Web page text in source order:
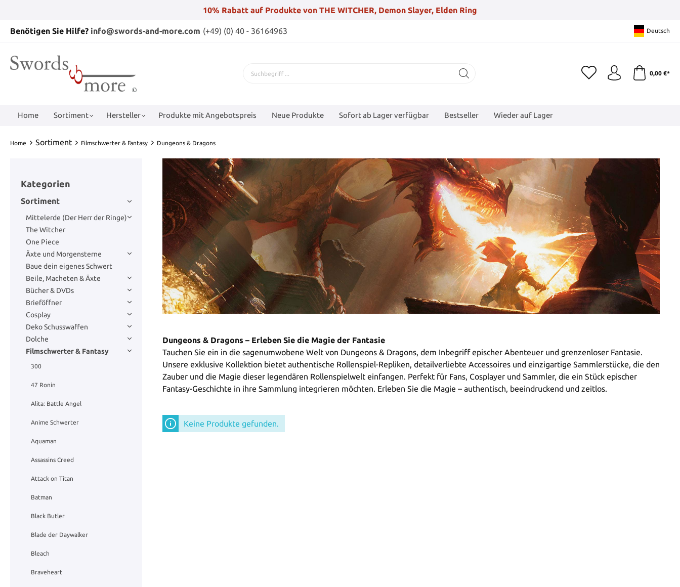
10% Rabatt auf Produkte von THE WITCHER, Demon Slayer, Elden Ring
Benötigen Sie Hilfe? info@swords-and-more.com (+49) (0) 40 - 36164963 Deutsch
0,00 €*
Home Sortiment Hersteller Produkte mit Angebotspreis Neue Produkte Sofort ab Lager verfügbar Bestseller Wieder auf Lager
Home Sortiment Filmschwerter & Fantasy Dungeons & Dragons
Kategorien
Sortiment
Mittelerde (Der Herr der Ringe)
The Witcher
One Piece
Äxte und Morgensterne
Baue dein eigenes Schwert
Beile, Macheten & Äxte
Bücher & DVDs
Brieföffner
Cosplay
Deko Schusswaffen
Dolche
Filmschwerter & Fantasy
300
47 Ronin
Alita: Battle Angel
Anime Schwerter
Aquaman
Assassins Creed
Attack on Titan
Batman
Black Butler
Blade der Daywalker
Bleach
Braveheart
Dungeons & Dragons – Erleben Sie die Magie der Fantasie
Tauchen Sie ein in die sagenumwobene Welt von Dungeons & Dragons, dem Inbegriff epischer Abenteuer und grenzenloser Fantasie.
Unsere exklusive Kollektion bietet authentische Rollenspiel-Repliken, detailverliebte Accessoires und einzigartige Sammlerstücke, die den
Zauber und die Magie dieser legendären Rollenspielwelt einfangen. Perfekt für Fans, Cosplayer und Sammler, die ein Stück epischer
Fantasy-Geschichte in ihre Sammlung integrieren möchten. Erleben Sie die Magie – authentisch, beeindruckend und zeitlos.
Keine Produkte gefunden.